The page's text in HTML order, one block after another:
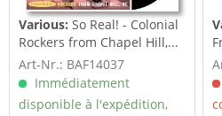
Various:So Real! - Colonial
Rockers from Chapel Hill,...
Art-Nr.: BAF14037
Immédiatement
disponible à l'expédition,